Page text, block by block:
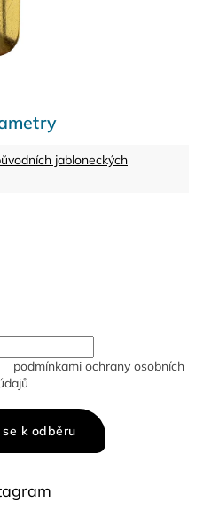
jabloneckých
podmínkami ochrany osobních
k odběru